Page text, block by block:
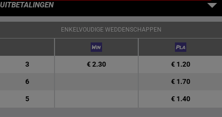
UITBETALINGEN
ENKELVOUDIGE WEDDENSCHAPPEN
3 € 2.30 € 1.20
6 € 1.70
5 € 1.40